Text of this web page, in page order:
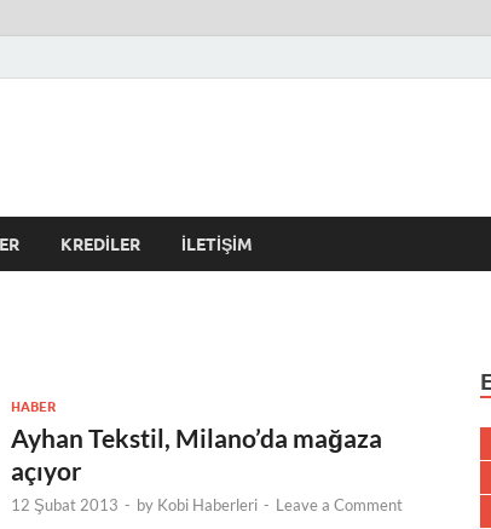
KREDILER İLETIŞIM
HABER
Ayhan Tekstil, Milano’da mağaza
açıyor
12 Şubat 2013 - by Kobi Haberleri - Leave a Comment